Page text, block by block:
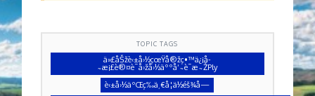
TOPIC TAGS
ä»£åŠžè‹±å›½çœŸå®žç•™ä¿¡å­
˜æ¡£è®¤è¯å›žå›½äººå‘˜è¯æ˜ŽPly
è‹±å›½äºŒç­‰ä¸€å­¦ä½éš¾å—